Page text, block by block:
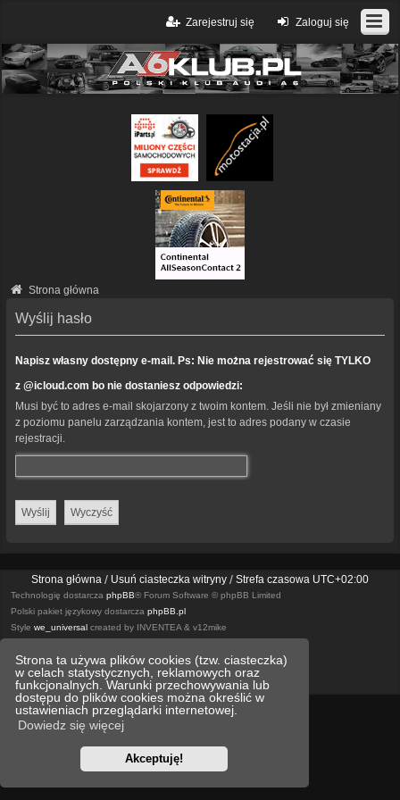
Strona ta używa plików cookies (tzw. ciasteczka)
w celach statystycznych, reklamowych oraz
funkcjonalnych. Warunki przechowywania lub
dostępu do plików cookies można określić w
ustawieniach przeglądarki internetowej.
Dowiedz się więcej
Akceptuję!
Zaloguj się
Zarejestruj się
Strona główna
Wyślij hasło
Napisz własny dostępny e-mail. Ps: Nie można rejestrować się TYLKO
z @icloud.com bo nie dostaniesz odpowiedzi:
Musi być to adres e-mail skojarzony z twoim kontem. Jeśli nie był zmieniany
z poziomu panelu zarządzania kontem, jest to adres podany w czasie
rejestracji.
Strona główna Usuń ciasteczka witryny Strefa czasowa UTC+02:00
Technologię dostarcza phpBB® Forum Software © phpBB Limited
Polski pakiet językowy dostarcza phpBB.pl
Style we_universal created by INVENTEA & v12mike
Optimized by:phpBB SEO
Zasady ochrony danych osobowych Regulamin